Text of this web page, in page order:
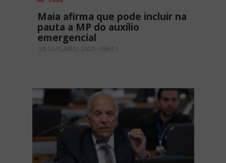
Maia afirma que pode incluir na
pauta a MP do auxílio
emergencial
28 OUTUBRO, 2020 - 09H11